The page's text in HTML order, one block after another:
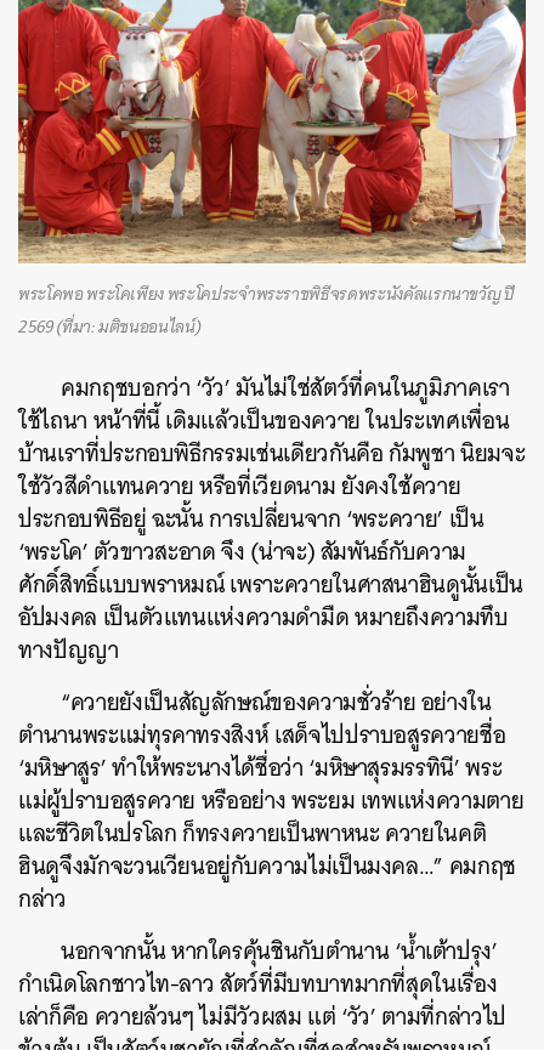
พระโคพอ พระโคเพียง พระโคประจำพระราชพิธีจรดพระนังคัลแรกนาขวัญ ปี
2569 (ที่มา: มติชนออนไลน์)
คมกฤชบอกว่า ‘วัว’ มันไม่ใช่สัตว์ที่คนในภูมิภาคเรา
ใช้ไถนา หน้าที่นี้ เดิมแล้วเป็นของควาย ในประเทศเพื่อน
บ้านเราที่ประกอบพิธีกรรมเช่นเดียวกันคือ กัมพูชา นิยมจะ
ใช้วัวสีดำแทนควาย หรือที่เวียดนาม ยังคงใช้ควาย
ประกอบพิธีอยู่ ฉะนั้น การเปลี่ยนจาก ‘พระควาย’ เป็น
‘พระโค’ ตัวขาวสะอาด จึง (น่าจะ) สัมพันธ์กับความ
ศักดิ์สิทธิ์แบบพราหมณ์ เพราะควายในศาสนาฮินดูนั้นเป็น
อัปมงคล เป็นตัวแทนแห่งความดำมืด หมายถึงความทึบ
ทางปัญญา
“ควายยังเป็นสัญลักษณ์ของความชั่วร้าย อย่างใน
ตำนานพระแม่ทุรคาทรงสิงห์ เสด็จไปปราบอสูรควายชื่อ
‘มหิษาสูร’ ทำให้พระนางได้ชื่อว่า ‘มหิษาสุรมรรทินี’ พระ
แม่ผู้ปราบอสูรควาย หรืออย่าง พระยม เทพแห่งความตาย
และชีวิตในปรโลก ก็ทรงควายเป็นพาหนะ ควายในคติ
ฮินดูจึงมักจะวนเวียนอยู่กับความไม่เป็นมงคล…” คมกฤช
กล่าว
นอกจากนั้น หากใครคุ้นชินกับตำนาน ‘น้ำเต้าปรุง’
กำเนิดโลกชาวไท-ลาว สัตว์ที่มีบทบาทมากที่สุดในเรื่อง
เล่าก็คือ ควายล้วนๆ ไม่มีวัวผสม แต่ ‘วัว’ ตามที่กล่าวไป